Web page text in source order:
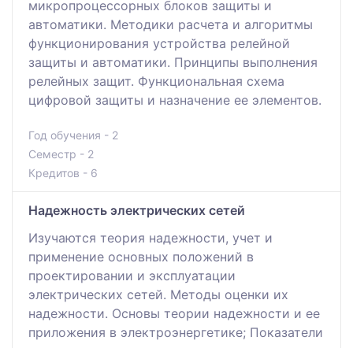
микропроцессорных блоков защиты и
автоматики. Методики расчета и алгоритмы
функционирования устройства релейной
защиты и автоматики. Принципы выполнения
релейных защит. Функциональная схема
цифровой защиты и назначение ее элементов.
Год обучения - 2
Семестр - 2
Кредитов - 6
Надежность электрических сетей
Изучаются теория надежности, учет и
применение основных положений в
проектировании и эксплуатации
электрических сетей. Методы оценки их
надежности. Основы теории надежности и ее
приложения в электроэнергетике; Показатели